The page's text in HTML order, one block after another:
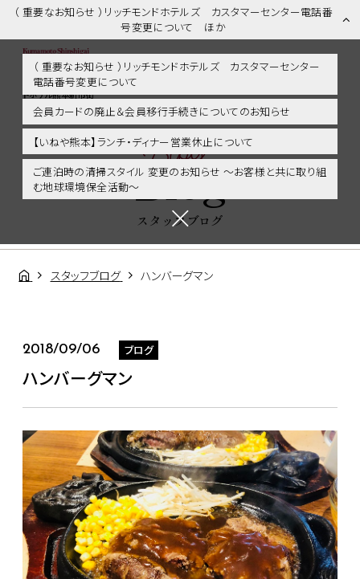
（ 重要なお知らせ ）リッチモンドホテルズ カスタマーセンター電話番
号変更について ほか
（ 重要なお知らせ ）リッチモンドホテルズ カスタマーセンター
電話番号変更について
会員カードの廃止＆会員移行手続きについてのお知らせ
【いねや熊本】ランチ・ディナー営業休止について
ご連泊時の清掃スタイル 変更のお知らせ ～お客様と共に取り組
む地球環境保全活動～
スタッフブログ | 熊本市内・新市街・熊本城に好アクセス！リッチモン
ドホテル熊本新市街
Blog
Blog
スタッフブログ
スタッフブログ ハンバーグマン
2018/09/06 ブログ
ハンバーグマン